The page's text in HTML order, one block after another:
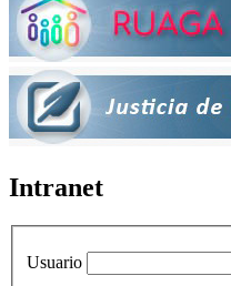
Intranet
Usuario